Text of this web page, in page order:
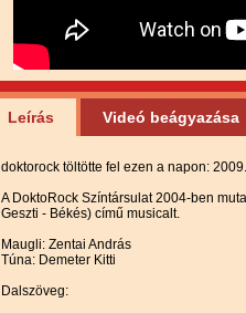
Leírás Videó beágyazása
doktorock töltötte fel ezen a napon:
A DoktoRock Színtársulat 2004-ben
Geszti - Békés) című musicalt.
Maugli: Zentai András
Túna: Demeter Kitti
Dalszöveg: